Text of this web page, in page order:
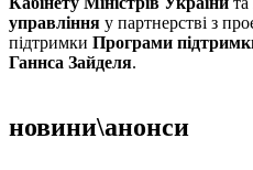
управління у партнерстві з
підтримки Програми
Ганнса Зайделя.
новини\анонси